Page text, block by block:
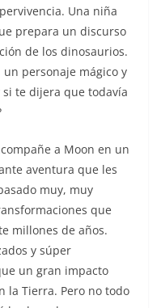
Una niña
prepara un discurso
de los dinosaurios.
un personaje mágico y
te dijera que todavía
a Moon en un
aventura que les
muy, muy
que
millones de años.
y súper
un gran impacto
la Tierra. Pero no todo